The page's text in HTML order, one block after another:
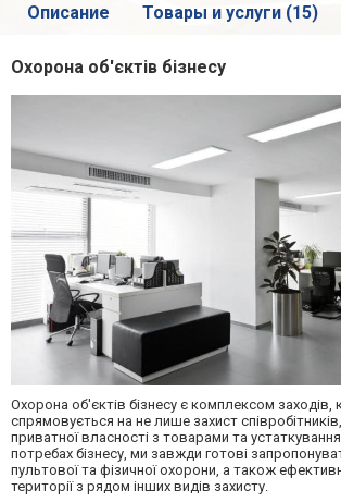
Описание Товары и услуги (15)
Охорона об'єктів бізнесу
Охорона об'єктів бізнесу є комплексом заходів,
спрямовується на не лише захист
приватної власності з товарами та
потребах бізнесу, ми завжди готові
пультової та фізичної охорони, а також
території з рядом інших видів захисту.